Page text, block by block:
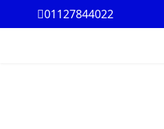
01127844022